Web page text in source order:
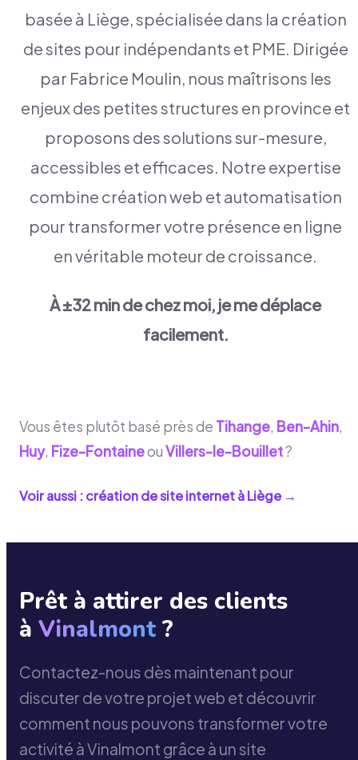
basée à Liège, spécialisée dans la création
de sites pour indépendants et PME. Dirigée
par Fabrice Moulin, nous maîtrisons les
enjeux des petites structures en province et
proposons des solutions sur-mesure,
accessibles et efficaces. Notre expertise
combine création web et automatisation
pour transformer votre présence en ligne
en véritable moteur de croissance.
À ±32 min de chez moi, je me déplace
facilement.
Vous êtes plutôt basé près de Tihange, Ben-Ahin,
Huy, Fize-FontaineouVillers-le-Bouillet?
Voir aussi : création de site internet àLiège→
Prêt à attirer des clients
à Vinalmont ?
Contactez-nous dès maintenant pour
discuter de votre projet web et découvrir
comment nous pouvons transformer votre
activité à Vinalmont grâce à un site